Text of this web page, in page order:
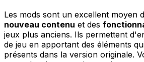
Les mods sont un excellent moyen
nouveau contenu et des
jeux plus anciens. Ils permettent
de jeu en apportant des éléments
présents dans la version originale.